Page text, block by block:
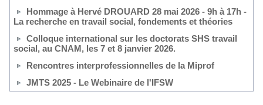
Hommage à Hervé DROUARD 28 mai 2026 - 9h à 17h -
La recherche en travail social, fondements et théories
Colloque international sur les doctorats SHS travail
social, au CNAM, les 7 et 8 janvier 2026.
Rencontres interprofessionnelles de la Miprof
JMTS 2025 - Le Webinaire de l'IFSW